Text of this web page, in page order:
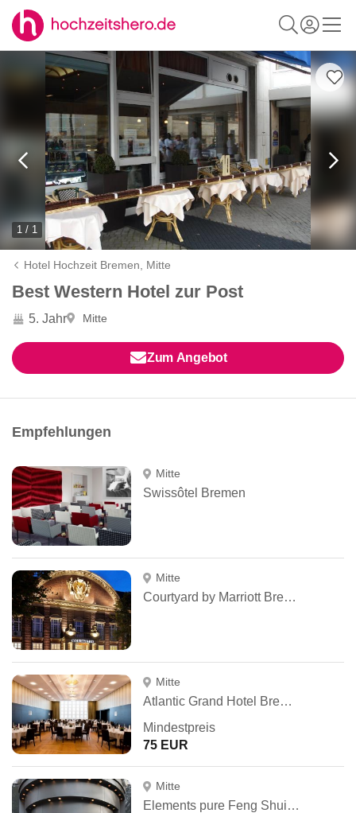
1 / 1
Hotel Hochzeit Bremen, Mitte
Best Western Hotel zur Post
5. Jahr Mitte
Zum Angebot
Empfehlungen
Mitte
Swissôtel Bremen
Mitte
Courtyard by Marriott Bremen
Mitte
Atlantic Grand Hotel Bremen
Mindestpreis
75 EUR
Mitte
Elements pure Feng Shui Concept Hotel